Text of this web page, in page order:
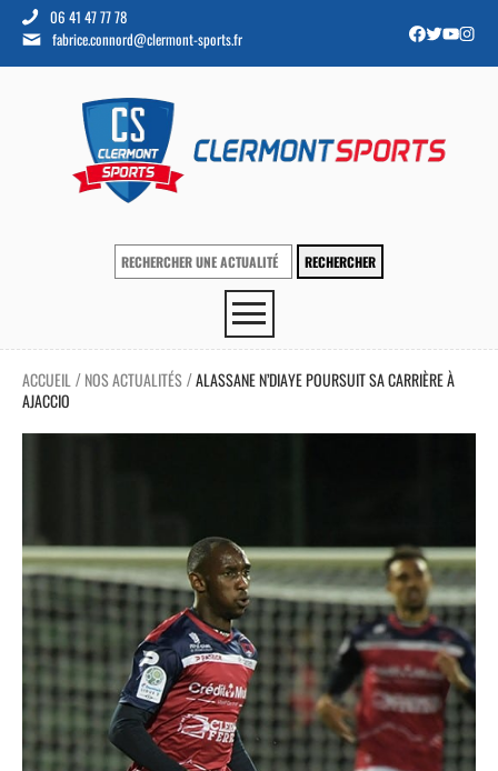
06 41 47 77 78
fabrice.connord@clermont-sports.fr
ACCUEIL / NOS ACTUALITÉS /ALASSANE N’DIAYE POURSUIT SA CARRIÈRE À
AJACCIO